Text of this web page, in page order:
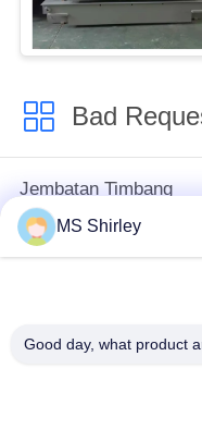
Bad
Jembatan Timbang
Tugas Berat
MS Shirley
Good day, what product